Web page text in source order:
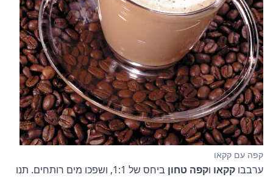
קפה עם קקאו
ערבבו קקאו וקפה טחון
ביחס של 1:1, ושפכו מים רותחים. תנו